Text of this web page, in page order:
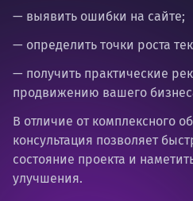
— выявить ошибки на сайте;
— определить точки роста
— получить практические
продвижению вашего
В отличие от комплексного
консультация позволяет
состояние проекта и
улучшения.